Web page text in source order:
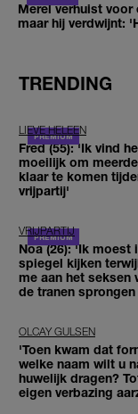
Merel verhuist voor
maar hij verdwijnt:
TRENDING
LIEVE HELEEN
Fred (55): 'Ik vind
moeilijk om
klaar te komen
vrijpartij'
VRIJPARTIJ
Noa (26): 'Ik moest
spiegel kijken
me aan het seksen
de tranen
OLCAY GULSEN
'Toen kwam dat
welke naam wilt u
huwelijk dragen?
eigen verbazing